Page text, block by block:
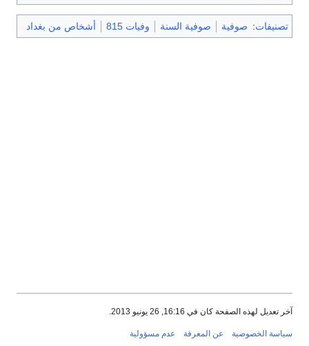
تصنيفات: صوفية صوفية السنة وفيات 815 أشخاص من بغداد
آخر تعديل لهذه الصفحة كان في 16:16, 26 يونيو 2013.
سياسة الخصوصية عن المعرفة عدم مسؤولية